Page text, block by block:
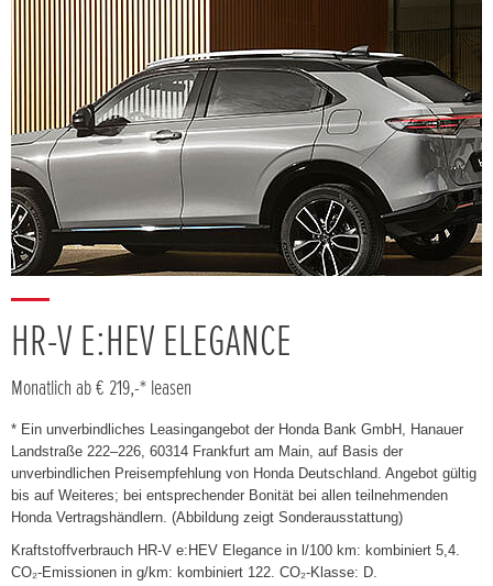
HR-V E:HEV ELEGANCE
Monatlich ab € 219,-* leasen
* Ein unverbindliches Leasingangebot der Honda Bank GmbH, Hanauer
Landstraße 222–226, 60314 Frankfurt am Main, auf Basis der
unverbindlichen Preisempfehlung von Honda Deutschland. Angebot gültig
bis auf Weiteres; bei entsprechender Bonität bei allen teilnehmenden
Honda Vertragshändlern. (Abbildung zeigt Sonderausstattung)
Kraftstoffverbrauch HR-V e:HEV Elegance in l/100 km: kombiniert 5,4.
CO₂-Emissionen in g/km: kombiniert 122. CO₂-Klasse: D.